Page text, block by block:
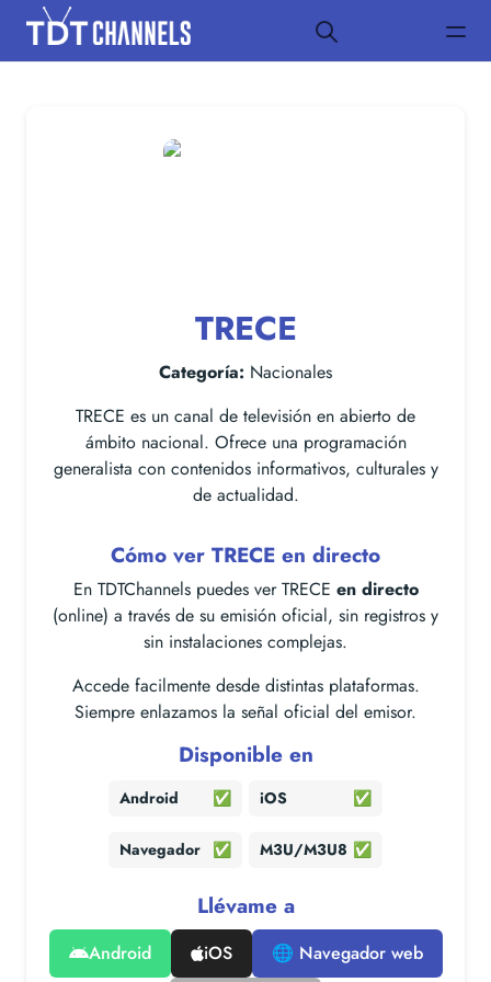
TRECE
Categoría: Nacionales
TRECE es un canal de televisión en abierto de
ámbito nacional. Ofrece una programación
generalista con contenidos informativos, culturales y
de actualidad.
Cómo ver TRECE en directo
En TDTChannels puedes ver TRECE en directo
(online) a través de su emisión oficial, sin registros y
sin instalaciones complejas.
Accede facilmente desde distintas plataformas.
Siempre enlazamos la señal oficial del emisor.
Disponible en
Android ✅ iOS ✅
Navegador ✅ M3U/M3U8 ✅
Llévame a
Android iOS 🌐 Navegador web